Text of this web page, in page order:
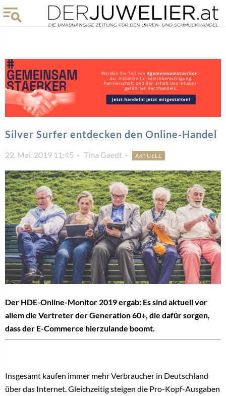
Silver Surfer entdecken den Online-Handel
22. Mai. 2019 11:45 Tina Gaedt AKTUELL
Der HDE-Online-Monitor 2019 ergab: Es sind aktuell vor
allem die Vertreter der Generation 60+, die dafür sorgen,
dass der E-Commerce hierzulande boomt.
Insgesamt kaufen immer mehr Verbraucher in Deutschland
über das Internet. Gleichzeitig steigen die Pro-Kopf-Ausgaben